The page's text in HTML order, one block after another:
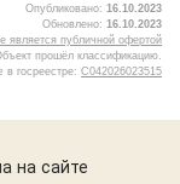
Опубликовано: 16.10.2023
Обновлено: 16.10.2023
является публичной офертой
прошёл классификацию.
в госреестре: С042026023515
на сайте